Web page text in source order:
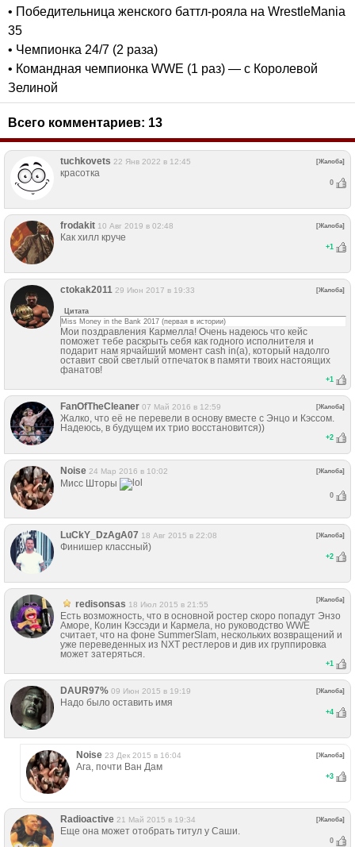
• Победительница женского баттл-рояла на WrestleMania
35
• Чемпионка 24/7 (2 раза)
• Командная чемпионка WWE (1 раз) — с Королевой
Зелиной
Всего комментариев: 13
tuchkovets 22 Янв 2022 в 12:45 [Жалоба]
красотка
0
frodakit 10 Авг 2019 в 02:48 [Жалоба]
Как хилл круче
+1
ctokak2011 29 Июн 2017 в 19:33 [Жалоба]
Цитата
Miss Money in the Bank 2017 (первая в истории)
Мои поздравления Кармелла! Очень надеюсь что кейс
поможет тебе раскрыть себя как годного исполнителя и
подарит нам ярчайший момент cash in(а), который надолго
оставит свой светлый отпечаток в памяти твоих настоящих
фанатов!
+1
FanOfTheCleaner 07 Май 2016 в 12:59 [Жалоба]
Жалко, что её не перевели в основу вместе с Энцо и Кэссом.
Надеюсь, в будущем их трио восстановится))
+2
Noise 24 Мар 2016 в 10:02 [Жалоба]
Мисс Шторы
0
LuCkY_DzAgA07 18 Авг 2015 в 22:08 [Жалоба]
Финишер классный)
+2
redisonsas 18 Июл 2015 в 21:55
[Жалоба]
Есть возможность, что в основной ростер скоро попадут Энзо
Аморе, Колин Кэссэди и Кармела, но руководство WWE
считает, что на фоне SummerSlam, нескольких возвращений и
уже переведенных из NXT рестлеров и див их группировка
может затеряться.
+1
DAUR97% 09 Июн 2015 в 19:19 [Жалоба]
Надо было оставить имя
+4
Noise 23 Дек 2015 в 16:04 [Жалоба]
Ага, почти Ван Дам
+3
Radioactive 21 Май 2015 в 19:34 [Жалоба]
Еще она может отобрать титул у Саши.
0